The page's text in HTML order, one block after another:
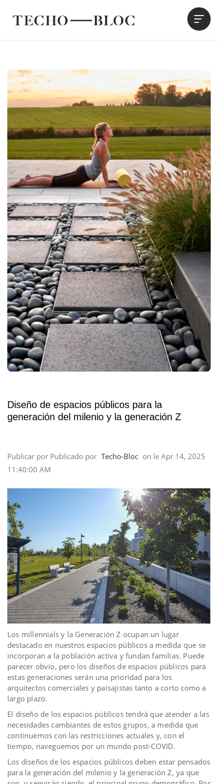
Diseño de espacios públicos para la
generación del milenio y la generación Z
Publicar por Publicado por Techo-Bloc on le Apr 14, 2025
11:40:00 AM
Los millennials y la Generación Z ocupan un lugar
destacado en nuestros espacios públicos a medida que se
incorporan a la población activa y fundan familias. Puede
parecer obvio, pero los diseños de espacios públicos para
estas generaciones serán una prioridad para los
arquitectos comerciales y paisajistas tanto a corto como a
largo plazo.
El diseño de los espacios públicos tendrá que atender a las
necesidades cambiantes de estos grupos, a medida que
continuemos con las restricciones actuales y, con el
tiempo, naveguemos por un mundo post-COVID.
Los diseños de los espacios públicos deben estar pensados
para la generación del milenio y la generación Z, ya que